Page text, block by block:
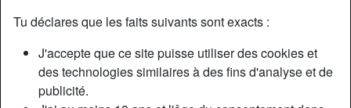
Tu déclares que les faits suivants sont exacts :
J'accepte que ce site puisse utiliser des cookies et
des technologies similaires à des fins d'analyse et de
publicité.